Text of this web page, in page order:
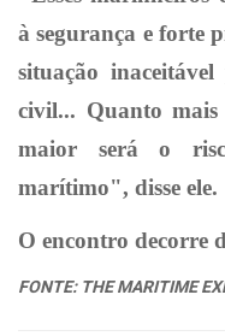
à segurança e forte
situação
civil... Quanto mais
maior será o
marítimo", disse ele.
O encontro decorre
FONTE: THE MARITIME